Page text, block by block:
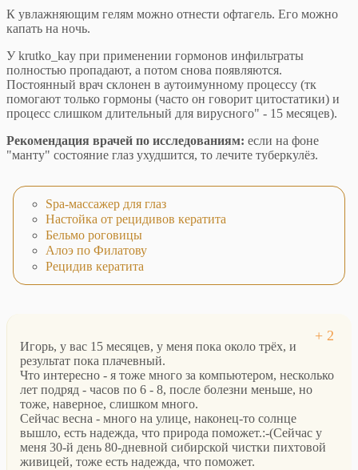
К увлажняющим гелям можно отнести офтагель. Его можно
капать на ночь.
У krutko_kay при применении гормонов инфильтраты
полностью пропадают, а потом снова появляются.
Постоянный врач склонен в аутоимунному процессу (тк
помогают только гормоны (часто он говорит цитостатики) и
процесс слишком длительный для вирусного" - 15 месяцев).
Рекомендация врачей по исследованиям: если на фоне
"манту" состояние глаз ухудшится, то лечите туберкулёз.
Spa-массажер для глаз
Настойка от рецидивов кератита
Бельмо роговицы
Алоэ по Филатову
Рецидив кератита
Игорь, у вас 15 месяцев, у меня пока около трёх, и
результат пока плачевный.
Что интересно - я тоже много за компьютером, несколько
лет подряд - часов по 6 - 8, после болезни меньше, но
тоже, наверное, слишком много.
Сейчас весна - много на улице, наконец-то солнце
вышло, есть надежда, что природа поможет.:-(Сейчас у
меня 30-й день 80-дневной сибирской чистки пихтовой
живицей, тоже есть надежда, что поможет.